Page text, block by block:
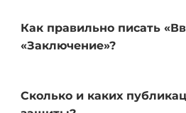
Как правильно писать
«Заключение»?
Сколько и каких